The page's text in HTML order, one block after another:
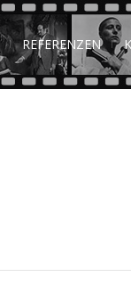
REFERENZEN